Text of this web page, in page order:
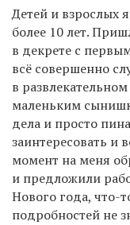
Детей и взрослых
более 10 лет.
в декрете с
всё совершенно
в
маленьким
дела и просто
заинтересовать и
момент на меня
и предложили
Нового года, что-
подробностей не